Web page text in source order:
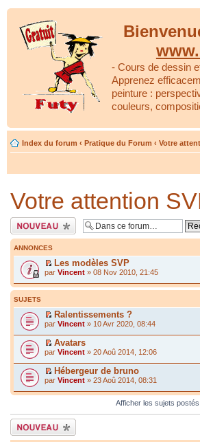
- Cours de dessin
Apprenez
peinture :
couleurs,
Index du forum ‹ Pratique du Forum ‹ Votre
Votre attention
Écrire un nouveau
sujet
ANNONCES
Les modèles SVP
par Vincent » 08 Nov 2010, 21:45
SUJETS
Ralentissements ?
par Vincent » 10 Avr 2020, 08:44
Avatars
par Vincent » 20 Aoû 2014, 12:06
Hébergeur de bruno
par Vincent » 23 Aoû 2014, 08:31
Afficher les sujets
Écrire un nouveau
sujet